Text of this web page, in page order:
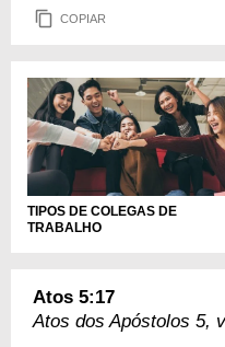
COPIAR
TIPOS DE COLEGAS DE
TRABALHO
Atos 5:17
Atos dos Apóstolos 5,